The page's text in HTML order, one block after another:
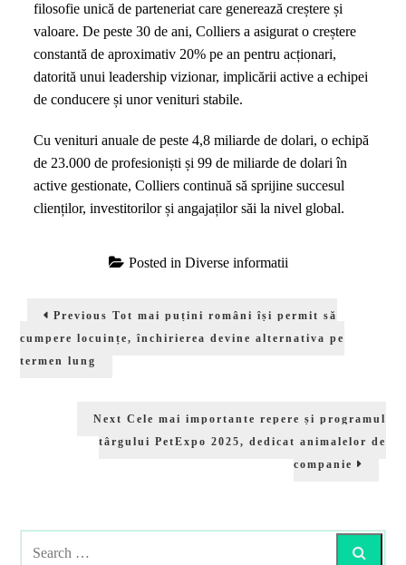
filosofie unică de parteneriat care generează creștere și
valoare. De peste 30 de ani, Colliers a asigurat o creștere
constantă de aproximativ 20% pe an pentru acționari,
datorită unui leadership vizionar, implicării active a echipei
de conducere și unor venituri stabile.
Cu venituri anuale de peste 4,8 miliarde de dolari, o echipă
de 23.000 de profesioniști și 99 de miliarde de dolari în
active gestionate, Colliers continuă să sprijine succesul
clienților, investitorilor și angajaților săi la nivel global.
Posted in Diverse informatii
în
articole
Previous Previous
Tot mai puțini români își permit să
cumpere locuințe, închirierea devine alternativa pe
termen lung
Next Next
Cele mai importante repere și programul
târgului PetExpo 2025, dedicat animalelor de
companie